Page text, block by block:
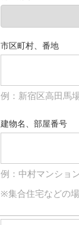
市区町村、番地
例：新宿区高田馬
建物名、部屋番号
例：中村マンショ
※集合住宅などの場